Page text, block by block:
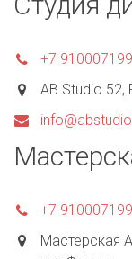
+7
AB Studio 52,
+7
Мастерская